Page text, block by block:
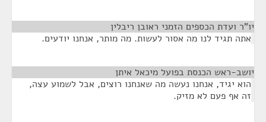
יו"ר ועדת הכספים הזמני ראובן ריבלין
אתה תגיד לנו מה אסור לעשות. מה מותר, אנחנו יודעים.
יושב-ראש הכנסת בפועל מיכאל איתן
הוא יגיד, אנחנו נעשה מה שאנחנו רוצים, אבל לשמוע עצה,
זה אף פעם לא מזיק.